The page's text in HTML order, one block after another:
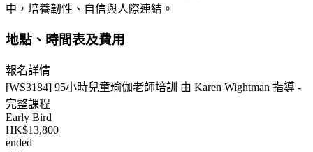
中，培養韌性、自信與人際連結。
地點、時間表及費用
報名詳情
[WS3184] 95小時兒童瑜伽老師培訓 由 Karen Wightman 指導 -
完整課程
Early Bird
HK$13,800
ended